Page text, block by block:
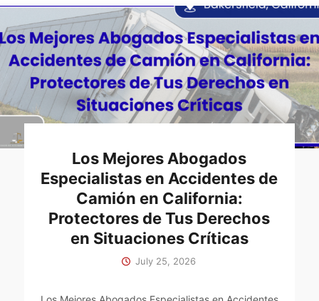
Los Mejores Abogados
Especialistas en Accidentes de
Camión en California:
Protectores de Tus Derechos
en Situaciones Críticas
July 25, 2026